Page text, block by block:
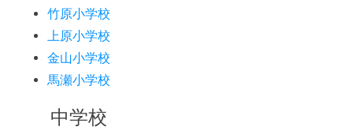
竹原小学校
上原小学校
金山小学校
馬瀬小学校
中学校